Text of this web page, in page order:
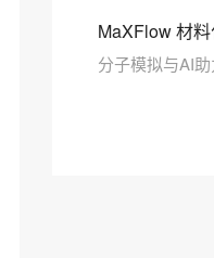
MaXFlow 材
分子模拟与AI